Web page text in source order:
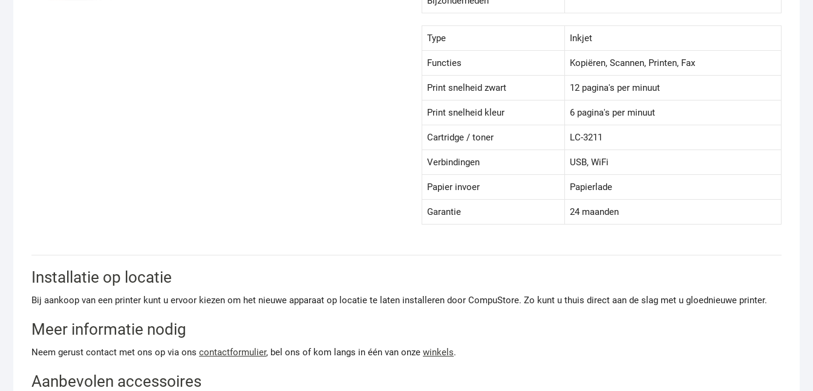
Type Inkjet
Functies Kopiëren, Scannen, Printen, Fax
Print snelheid zwart 12 pagina's per minuut
Print snelheid kleur 6 pagina's per minuut
Cartridge / toner LC-3211
Verbindingen USB, WiFi
Papier invoer Papierlade
Garantie 24 maanden
Installatie op locatie
Bij aankoop van een printer kunt u ervoor kiezen om het nieuwe apparaat op locatie te laten installeren door CompuStore. Zo kunt u thuis direct aan de slag met u gloednieuwe printer.
Meer informatie nodig
Neem gerust contact met ons op via ons contactformulier, bel ons of kom langs in één van onze winkels.
Aanbevolen accessoires